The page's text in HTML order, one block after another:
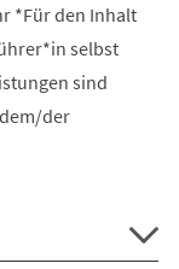
*Für den Inhalt
selbst
sind
der